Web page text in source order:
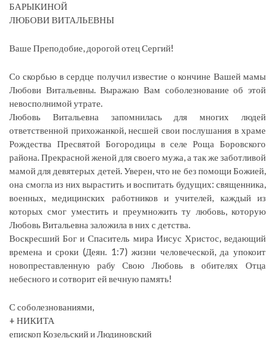
БАРЫКИНОЙ
ЛЮБОВИ ВИТАЛЬЕВНЫ
Ваше Преподобие, дорогой отец Сергий!
Со скорбью в сердце получил известие о кончине Вашей мамы
Любови Витальевны. Выражаю Вам соболезнование об этой
невосполнимой утрате.
Любовь Витальевна запомнилась для многих людей
ответственной прихожанкой, несшей свои послушания в храме
Рождества Пресвятой Богородицы в селе Роща Боровского
района. Прекрасной женой для своего мужа, а так же заботливой
мамой для девятерых детей. Уверен, что не без помощи Божией,
она смогла из них вырастить и воспитать будущих: священника,
военных, медицинских работников и учителей, каждый из
которых смог уместить и преумножить ту любовь, которую
Любовь Витальевна заложила в них с детства.
Воскресший Бог и Спаситель мира Иисус Христос, ведающий
времена и сроки (Деян. 1:7) жизни человеческой, да упокоит
новопреставленную рабу Свою Любовь в обителях Отца
небесного и сотворит ей вечную память!
С соболезнованиями,
+ НИКИТА
епископ Козельский и Людиновский